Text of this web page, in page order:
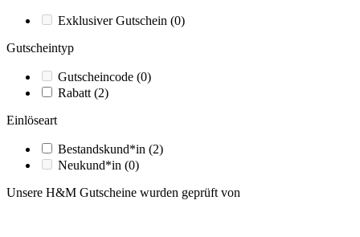
Exklusiver Gutschein (0)
Gutscheintyp
Gutscheincode (0)
Rabatt (2)
Einlöseart
Bestandskund*in (2)
Neukund*in (0)
Unsere H&M Gutscheine wurden geprüft von